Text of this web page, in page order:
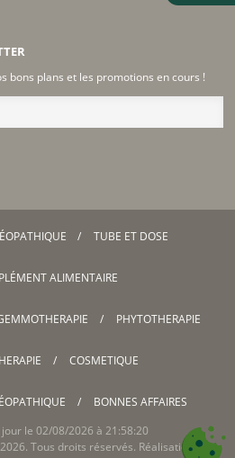
bons plans et les promotions en cours !
TUBE ET DOSE
ALIMENTAIRE
PHYTOTHERAPIE
COSMETIQUE
BONNES AFFAIRES
le 02/08/2026 à 21:58:20
2026. Tous droits réservés. Réalisation &